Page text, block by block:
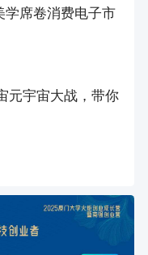
学席卷消费电子市
元宇宙大战，带你